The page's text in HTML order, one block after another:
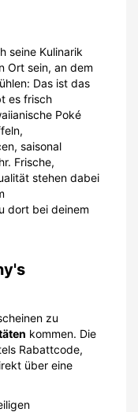
seine Kulinarik
Ort sein, an dem
Das ist das
es frisch
Poké
saisonal
Frische,
stehen dabei
dort bei deinem
zu
kommen. Die
Rabattcode,
über eine